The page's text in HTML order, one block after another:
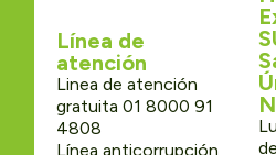
Línea de
atención
Linea de atención
gratuita 01 8000 91
4808
Línea anticorrupción